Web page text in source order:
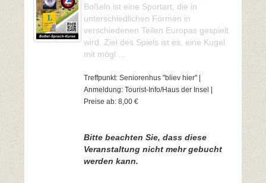
Boßeln ist eine Sportart, die in
unterschiedlichen Formen in
verschiedenen Teilen Europas gespielt
wird. Ziel des Spiels ist es, eine Kugel
mit mögl ...
Treffpunkt: Seniorenhus "bliev hier" |
Anmeldung: Tourist-Info/Haus der Insel |
Preise ab: 8,00 €
Bitte beachten Sie, dass diese
Veranstaltung nicht mehr gebucht
werden kann.